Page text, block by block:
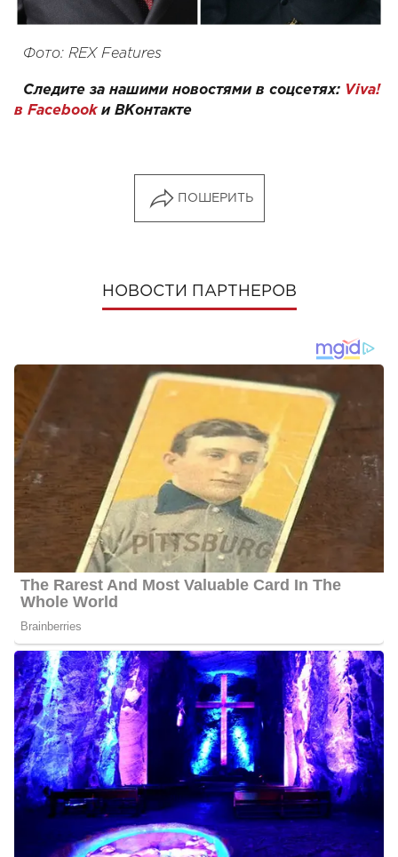
Фото: REX Features
Следите за нашими новостями в соцсетях: Viva!
в Facebookи ВКонтакте
ПОШЕРИТЬ
НОВОСТИ ПАРТНЕРОВ